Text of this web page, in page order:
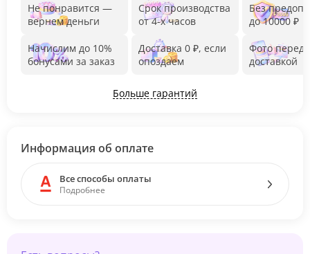
Не понравится —
вернем деньги
Начислим до 10%
бонусами за заказ
Срок производства
от 4-х часов
Доставка 0 ₽, если
опоздаем
Без
до 10000 ₽
Фото перед
доставкой
Больше гарантий
Информация об оплате
Все способы оплаты
Подробнее